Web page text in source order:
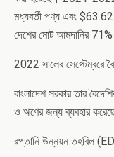
মধ্যবর্তী পণ্য এবং $63.62
দেশের মোট আমদানির 71%
2022 সালের সেপ্টেম্বরে
বাংলাদেশ সরকার তার
ও ঋণের জন্য ব্যবহার
রপ্তানি উন্নয়ন তহবিল